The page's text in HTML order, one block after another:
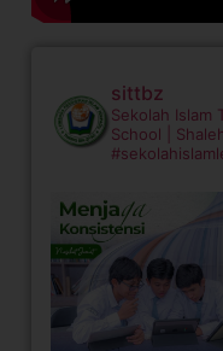
sittbz
Sekolah Islam
School |